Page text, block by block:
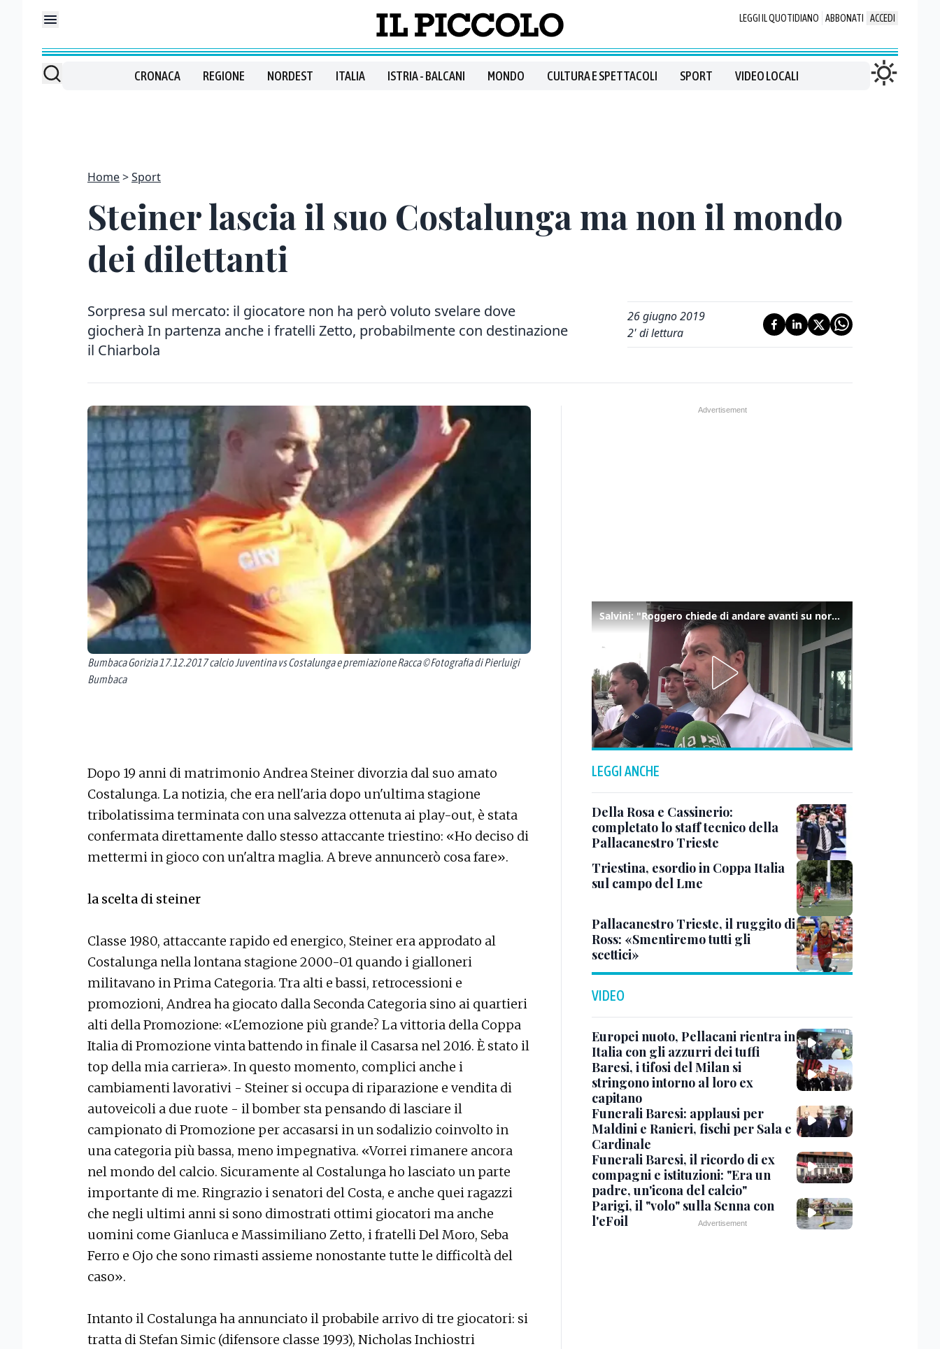
LEGGI IL QUOTIDIANO ABBONATI ACCEDI
CRONACA REGIONE NORDEST ITALIA ISTRIA - BALCANI MONDO CULTURA E SPETTACOLI SPORT VIDEO LOCALI
Home Sport
Steiner lascia il suo Costalunga ma non il mondo
dei dilettanti
Sorpresa sul mercato: il giocatore non ha però voluto svelare dove
giocherà In partenza anche i fratelli Zetto, probabilmente con destinazione
il Chiarbola
26 giugno 2019
2' di lettura
Bumbaca Gorizia 17.12.2017 calcio Juventina vs Costalunga e premiazione Racca © Fotografia di Pierluigi
Bumbaca
Dopo 19 anni di matrimonio Andrea Steiner divorzia dal suo amato
Costalunga. La notizia, che era nell'aria dopo un'ultima stagione
tribolatissima terminata con una salvezza ottenuta ai play-out, è stata
confermata direttamente dallo stesso attaccante triestino: «Ho deciso di
mettermi in gioco con un'altra maglia. A breve annuncerò cosa fare».
la scelta di steiner
Classe 1980, attaccante rapido ed energico, Steiner era approdato al
Costalunga nella lontana stagione 2000-01 quando i gialloneri
militavano in Prima Categoria. Tra alti e bassi, retrocessioni e
promozioni, Andrea ha giocato dalla Seconda Categoria sino ai quartieri
alti della Promozione: «L'emozione più grande? La vittoria della Coppa
Italia di Promozione vinta battendo in finale il Casarsa nel 2016. È stato il
top della mia carriera». In questo momento, complici anche i
cambiamenti lavorativi - Steiner si occupa di riparazione e vendita di
autoveicoli a due ruote - il bomber sta pensando di lasciare il
campionato di Promozione per accasarsi in un sodalizio coinvolto in
una categoria più bassa, meno impegnativa. «Vorrei rimanere ancora
nel mondo del calcio. Sicuramente al Costalunga ho lasciato un parte
importante di me. Ringrazio i senatori del Costa, e anche quei ragazzi
che negli ultimi anni si sono dimostrati ottimi giocatori ma anche
uomini come Gianluca e Massimiliano Zetto, i fratelli Del Moro, Seba
Ferro e Ojo che sono rimasti assieme nonostante tutte le difficoltà del
caso».
Intanto il Costalunga ha annunciato il probabile arrivo di tre giocatori: si
tratta di Stefan Simic (difensore classe 1993), Nicholas Inchiostri
Salvini: "Roggero chiede di andare avanti su norma anti-risarcimenti"
LEGGI ANCHE
Della Rosa e Cassinerio:
completato lo staff tecnico della
Pallacanestro Trieste
Triestina, esordio in Coppa Italia
sul campo del Lme
Pallacanestro Trieste, il ruggito di
Ross: «Smentiremo tutti gli
scettici»
VIDEO
Europei nuoto, Pellacani rientra in
Italia con gli azzurri dei tuffi
Baresi, i tifosi del Milan si
stringono intorno al loro ex
capitano
Funerali Baresi: applausi per
Maldini e Ranieri, fischi per Sala e
Cardinale
Funerali Baresi, il ricordo di ex
compagni e istituzioni: "Era un
padre, un'icona del calcio"
Parigi, il "volo" sulla Senna con
l'eFoil